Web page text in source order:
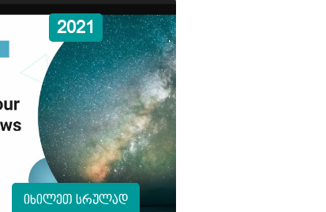
2021
იხილეთ სრულად